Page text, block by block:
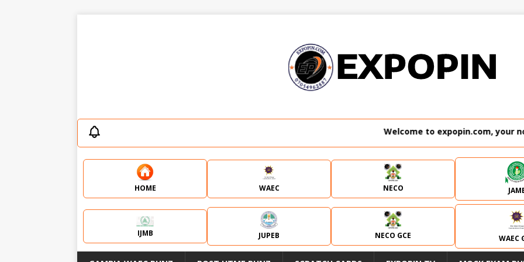
Welcome to expopin.com, your no. 1
HOME WAEC NECO
IJMB JUPEB NECO GCE WAEC